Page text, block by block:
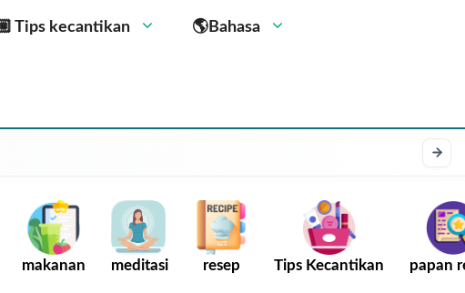
Tips kecantikan 🌎Bahasa
makanan meditasi resep Tips Kecantikan papan